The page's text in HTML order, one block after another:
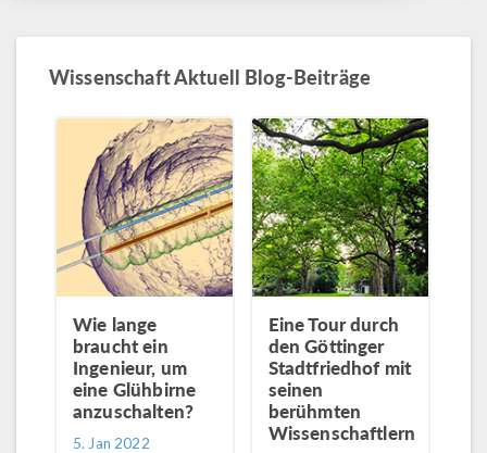
Wissenschaft Aktuell Blog-Beiträge
Wie lange
braucht ein
Ingenieur, um
eine Glühbirne
anzuschalten?
5. Jan 2022
Eine Tour durch
den Göttinger
Stadtfriedhof mit
seinen
berühmten
Wissenschaftlern